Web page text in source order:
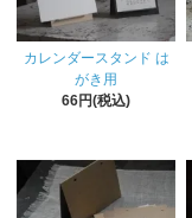
カレンダースタンド は
がき用
66円(税込)